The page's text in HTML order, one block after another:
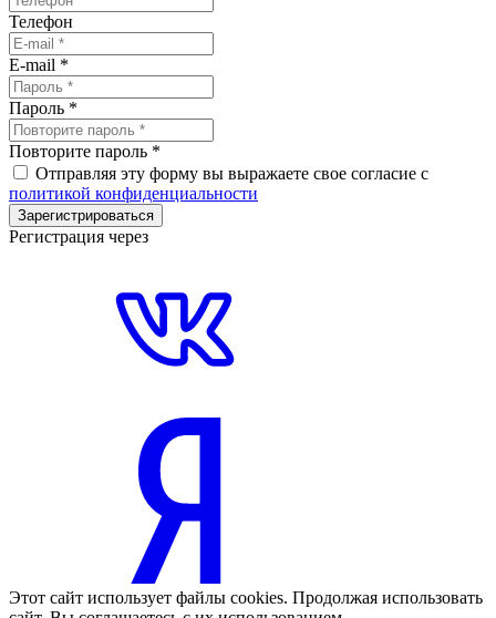
Телефон
E-mail *
Пароль *
Повторите пароль *
Отправляя эту форму вы выражаете свое согласие с
политикой конфиденциальности
Зарегистрироваться
Регистрация через
Этот сайт использует файлы cookies. Продолжая использовать